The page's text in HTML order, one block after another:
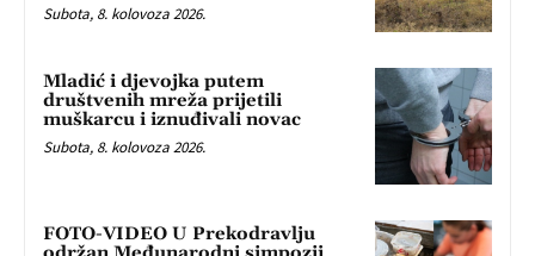
Subota, 8. kolovoza 2026.
Mladić i djevojka putem
društvenih mreža prijetili
muškarcu i iznuđivali novac
Subota, 8. kolovoza 2026.
FOTO-VIDEO U Prekodravlju